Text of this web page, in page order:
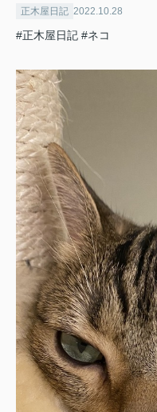
正木屋日記 2022.10.28
#正木屋日記 #ネコ